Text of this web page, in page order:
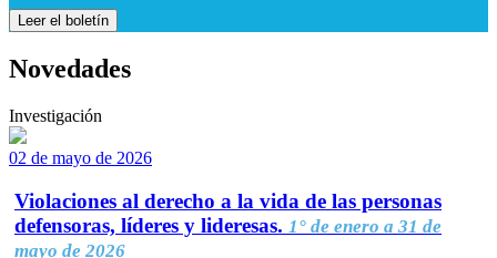
Leer el boletín
Novedades
Investigación
02 de mayo de 2026
Violaciones al derecho a la vida de las personas
defensoras, líderes y lideresas. 1° de enero a 31 de
mayo de 2026